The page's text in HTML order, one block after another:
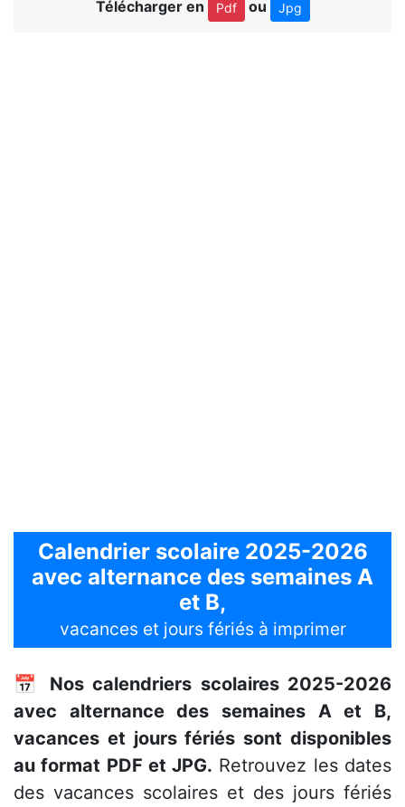
Télécharger en Pdf ou Jpg
Calendrier scolaire 2025-2026
avec alternance des semaines A
et B,
vacances et jours fériés à imprimer
📅 Nos calendriers scolaires 2025-2026
avec alternance des semaines A et B,
vacances et jours fériés sont disponibles
au format PDF et JPG. Retrouvez les dates
des vacances scolaires et des jours fériés